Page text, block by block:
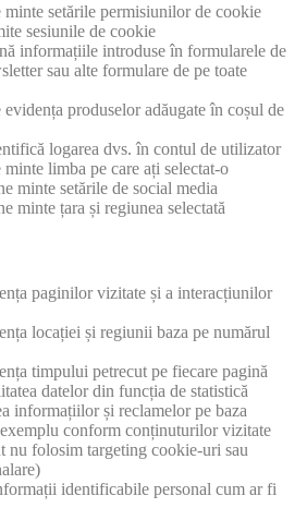
setările permisiunilor de cookie
sesiunile de cookie
informațiile introduse în formularele de
sau alte formulare de pe toate
produselor adăugate în coșul de
logarea dvs. în contul de utilizator
limba pe care ați selectat-o
minte setările de social media
minte țara și regiunea selectată
paginilor vizitate și a interacțiunilor
locației și regiunii baza pe numărul
timpului petrecut pe fiecare pagină
datelor din funcția de statistică
informațiilor și reclamelor pe baza
conform conținuturilor vizitate
nu folosim targeting cookie-uri sau
identificabile personal cum ar fi